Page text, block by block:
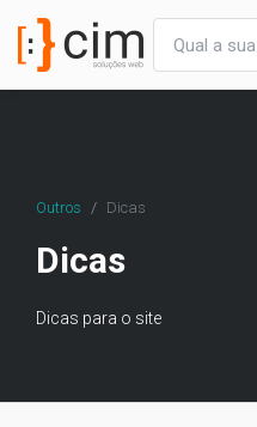
Outros Dicas
Dicas
Dicas para o site